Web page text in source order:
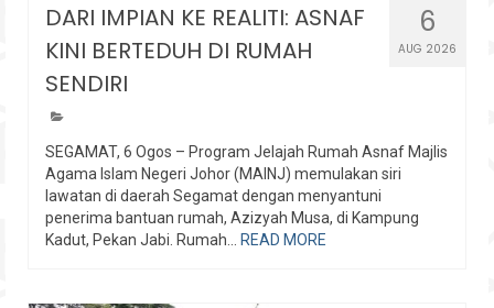
6
AUG 2026
DARI IMPIAN KE REALITI: ASNAF
KINI BERTEDUH DI RUMAH
SENDIRI
SEGAMAT, 6 Ogos – Program Jelajah Rumah Asnaf Majlis
Agama Islam Negeri Johor (MAINJ) memulakan siri
lawatan di daerah Segamat dengan menyantuni
penerima bantuan rumah, Azizyah Musa, di Kampung
Kadut, Pekan Jabi. Rumah...
READ MORE